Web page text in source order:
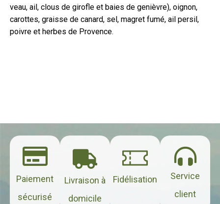
veau, ail, clous de girofle et baies de genièvre), oignon,
carottes, graisse de canard, sel, magret fumé, ail persil,
poivre et herbes de Provence.
Paiement
sécurisé
Livraison à
domicile
Fidélisation
Service
client